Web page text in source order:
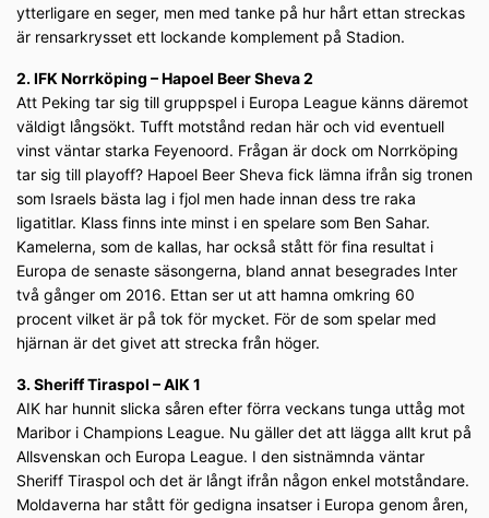
ytterligare en seger, men med tanke på hur hårt ettan streckas
är rensarkrysset ett lockande komplement på Stadion.
2. IFK Norrköping – Hapoel Beer Sheva 2
Att Peking tar sig till gruppspel i Europa League känns däremot
väldigt långsökt. Tufft motstånd redan här och vid eventuell
vinst väntar starka Feyenoord. Frågan är dock om Norrköping
tar sig till playoff? Hapoel Beer Sheva fick lämna ifrån sig tronen
som Israels bästa lag i fjol men hade innan dess tre raka
ligatitlar. Klass finns inte minst i en spelare som Ben Sahar.
Kamelerna, som de kallas, har också stått för fina resultat i
Europa de senaste säsongerna, bland annat besegrades Inter
två gånger om 2016. Ettan ser ut att hamna omkring 60
procent vilket är på tok för mycket. För de som spelar med
hjärnan är det givet att strecka från höger.
3. Sheriff Tiraspol – AIK 1
AIK har hunnit slicka såren efter förra veckans tunga uttåg mot
Maribor i Champions League. Nu gäller det att lägga allt krut på
Allsvenskan och Europa League. I den sistnämnda väntar
Sheriff Tiraspol och det är långt ifrån någon enkel motståndare.
Moldaverna har stått för gedigna insatser i Europa genom åren,